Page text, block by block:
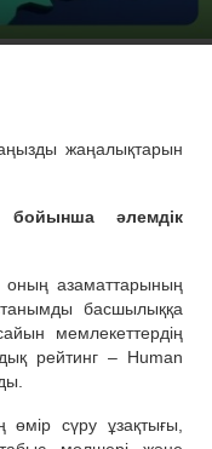
жаңалықтарын
әлемдік
азаматтарының
басшылыққа
мемлекеттердің
рейтинг – Human
өмір сүру ұзақтығы,